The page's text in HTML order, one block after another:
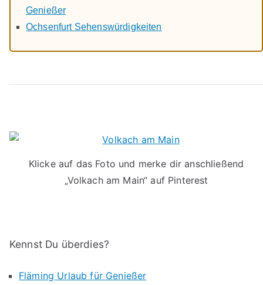
Genießer
Ochsenfurt Sehenswürdigkeiten
Klicke auf das Foto und merke dir anschließend
„Volkach am Main“ auf Pinterest
Kennst Du überdies?
Fläming Urlaub für Genießer